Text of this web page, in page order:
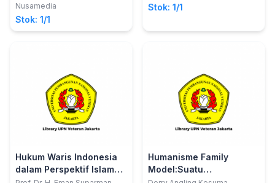
Nusamedia
Stok: 1/1
Stok: 1/1
Hukum Waris Indonesia
dalam Perspektif Islam
Humanisme Family
Model:Suatu